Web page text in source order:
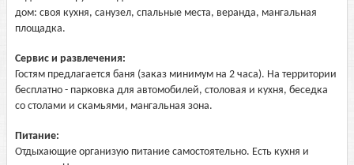
дом: своя кухня, санузел, спальные места, веранда, мангальная
площадка.
Сервис и развлечения:
Гостям предлагается баня (заказ минимум на 2 часа). На территории
бесплатно - парковка для автомобилей, столовая и кухня, беседка
со столами и скамьями, мангальная зона.
Питание:
Отдыхающие организую питание самостоятельно. Есть кухня и